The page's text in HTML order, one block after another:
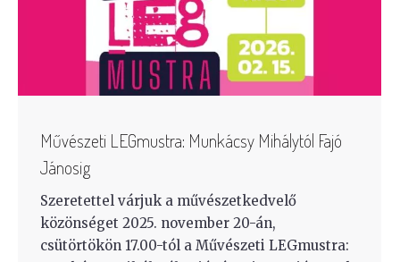
Művészeti LEGmustra: Munkácsy Mihálytól Fajó
Jánosig
Szeretettel várjuk a művészetkedvelő
közönséget 2025. november 20-án,
csütörtökön 17.00-tól a Művészeti LEGmustra: